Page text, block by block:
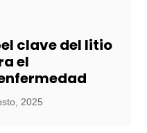
clave del litio
el
2025